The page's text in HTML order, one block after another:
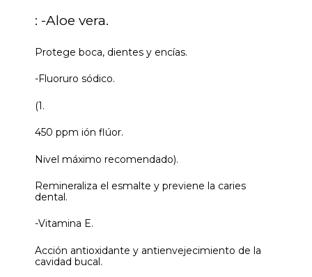
: -Aloe vera.
Protege boca, dientes y encías.
-Fluoruro sódico.
(1.
450 ppm ión flúor.
Nivel máximo recomendado).
Remineraliza el esmalte y previene la caries
dental.
-Vitamina E.
Acción antioxidante y antienvejecimiento de la
cavidad bucal.